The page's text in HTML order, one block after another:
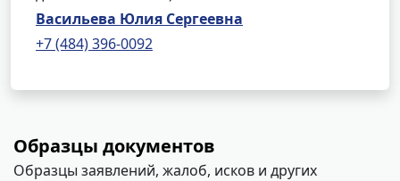
Васильева Юлия Сергеевна
+7 (484) 396-0092
Образцы документов
Образцы заявлений, жалоб, исков и других